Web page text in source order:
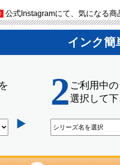
公式Instagramにて、気になる商